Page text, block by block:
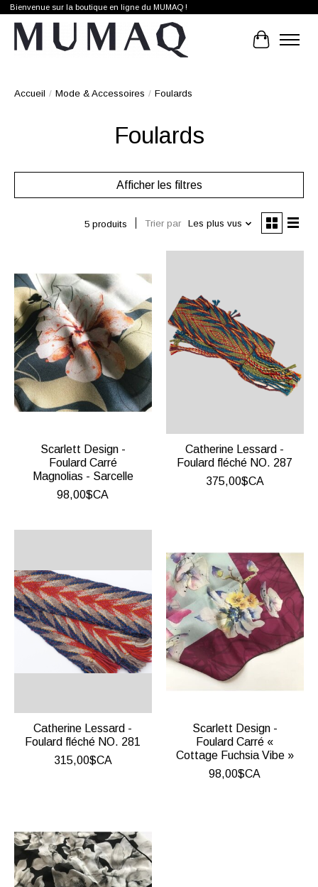
Bienvenue sur la boutique en ligne du MUMAQ !
Panier
Accueil / Mode & Accessoires / Foulards
Foulards
Afficher les filtres
5 produits Trier par Les plus vus
Scarlett Design -
Foulard Carré
Magnolias - Sarcelle
98,00$CA
Catherine Lessard -
Foulard fléché NO. 287
375,00$CA
Catherine Lessard -
Foulard fléché NO. 281
315,00$CA
Scarlett Design -
Foulard Carré «
Cottage Fuchsia Vibe »
98,00$CA